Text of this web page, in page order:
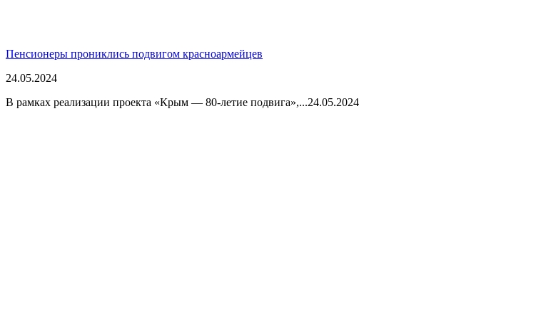
Пенсионеры прониклись подвигом красноармейцев
24.05.2024
В рамках реализации проекта «Крым — 80-летие подвига»,...24.05.2024